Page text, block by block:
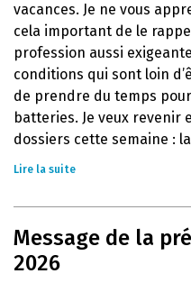
vacances. Je ne vous
cela important de le
profession aussi
conditions qui sont loin
de prendre du temps
batteries. Je veux revenir
dossiers cette semaine : la
Lire la suite
Message de la
2026